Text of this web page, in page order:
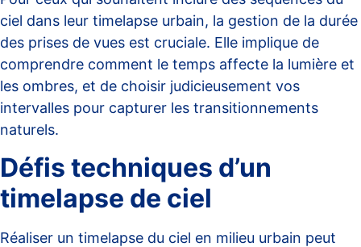
ciel dans leur timelapse urbain, la gestion de la durée
des prises de vues est cruciale. Elle implique de
comprendre comment le temps affecte la lumière et
les ombres, et de choisir judicieusement vos
intervalles pour capturer les transitionnements
naturels.
Défis techniques d’un
timelapse de ciel
Réaliser un timelapse du ciel en milieu urbain peut